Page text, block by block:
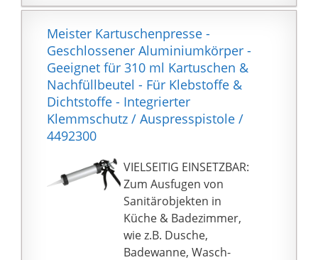
Griff ist aus einer
stabilen Zinklegierung
gefertigt.
EINFACH ZU
HANDHABEN: Dank
Leiterhaken und
Arretierung lässt sich
die Auspresspistole
das nächste DIY Projekt
nutzen. Auch der
Kartuschenwechsel
geht bei der
Silikonpresse einfach
von der Hand.
Meister Kartuschenpresse -
Geschlossener Aluminiumkörper -
Geeignet für 310 ml Kartuschen &
Nachfüllbeutel - Für Klebstoffe &
Dichtstoffe - Integrierter
Klemmschutz / Auspresspistole /
4492300
VIELSEITIG EINSETZBAR:
Zum Ausfugen von
Sanitärobjekten in
Küche & Badezimmer,
wie z.B. Dusche,
Badewanne, Wasch-